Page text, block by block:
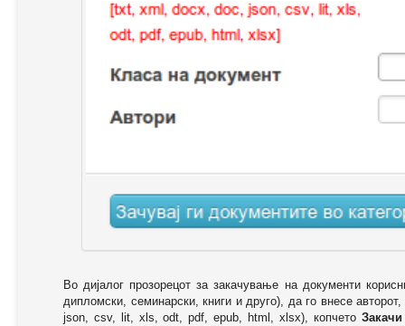
Во дијалог прозорецот за закачување на документи
дипломски, семинарски, книги и друго), да го внесе
json, csv, lit, xls, odt, pdf, epub, html, xlsx), копчето Закачи